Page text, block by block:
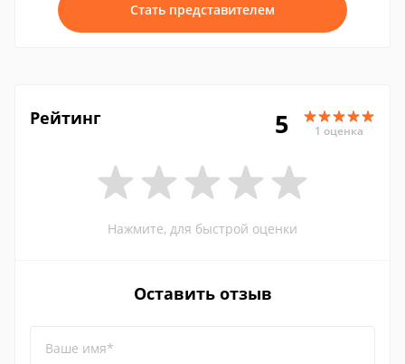
Стать представителем
Рейтинг 5 1 оценка
Нажмите, для быстрой оценки
Оставить отзыв
Ваше имя*